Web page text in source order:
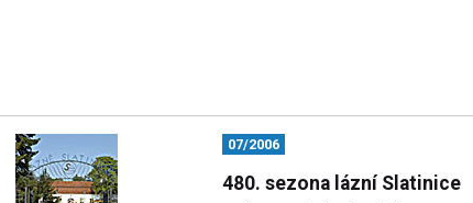
07/2006
480. sezona lázní Slatinice